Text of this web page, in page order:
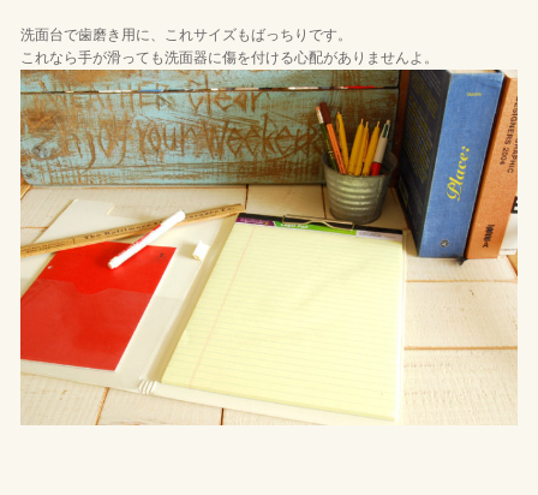
洗面台で歯磨き用に、これサイズもばっちりです。
これなら手が滑っても洗面器に傷を付ける心配がありませんよ。